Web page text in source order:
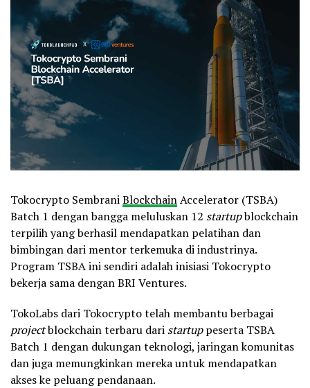
Tokocrypto SembraniBlockchainAccelerator (TSBA)
Batch 1 dengan bangga meluluskan 12 startupblockchain
terpilih yang berhasil mendapatkan pelatihan dan
bimbingan dari mentor terkemuka di industrinya.
Program TSBA ini sendiri adalah inisiasi Tokocrypto
bekerja sama dengan BRI Ventures.
TokoLabs dari Tokocrypto telah membantu berbagai
projectblockchain terbaru dari startuppeserta TSBA
Batch 1 dengan dukungan teknologi, jaringan komunitas
dan juga memungkinkan mereka untuk mendapatkan
akses ke peluang pendanaan.